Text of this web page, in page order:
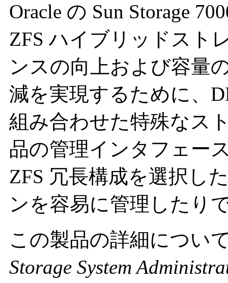
Oracle の Sun Storage
ZFS ハイブリッドスト
ンスの向上および容量
減を実現するために、
組み合わせた特殊なス
品の管理インタフェー
ZFS 冗長構成を選択し
ンを容易に管理したり
この製品の詳細につい
Storage System